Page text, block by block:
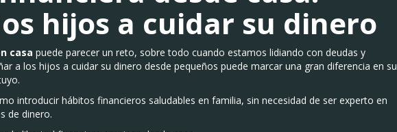
hijos a cuidar su dinero
casa puede parecer un reto, sobre todo cuando estamos lidiando con deudas y
a los hijos a cuidar su dinero desde pequeños puede marcar una gran diferencia en su
introducir hábitos financieros saludables en familia, sin necesidad de ser experto en
de dinero.